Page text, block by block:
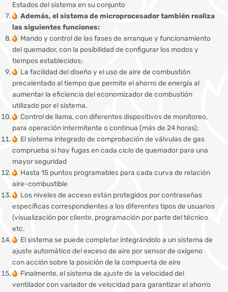
Estados del sistema en su conjunto
Además, el sistema de microprocesador también realiza
las siguientes funciones:
Mando y control de las fases de arranque y funcionamiento
del quemador, con la posibilidad de configurar los modos y
tiempos establecidos;
La facilidad del diseño y el uso de aire de combustión
precalentado al tiempo que permite el ahorro de energía al
aumentar la eficiencia del economizador de combustión
utilizado por el sistema.
Control de llama, con diferentes dispositivos de monitoreo,
para operación intermitente o continua (más de 24 horas);
El sistema integrado de comprobación de válvulas de gas
comprueba si hay fugas en cada ciclo de quemador para una
mayor seguridad
Hasta 15 puntos programables para cada curva de relación
aire-combustible
Los niveles de acceso están protegidos por contraseñas
específicas correspondientes a los diferentes tipos de usuarios
(visualización por cliente, programación por parte del técnico
etc.
El sistema se puede completar integrándolo a un sistema de
ajuste automático del exceso de aire por sensor de oxígeno
con acción sobre la posición de la compuerta de aire
Finalmente, el sistema de ajuste de la velocidad del
ventilador con variador de velocidad para garantizar el ahorro